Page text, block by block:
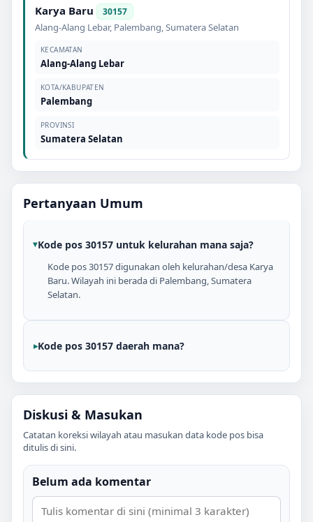
Karya Baru 30157
Alang-Alang Lebar, Palembang,Sumatera Selatan
KECAMATAN
Alang-Alang Lebar
KOTA/KABUPATEN
Palembang
PROVINSI
Sumatera Selatan
Pertanyaan Umum
Kode pos 30157 untuk kelurahan mana saja?
Kode pos 30157 digunakan oleh kelurahan/desa Karya
Baru. Wilayah ini berada di Palembang, Sumatera
Selatan.
Kode pos 30157 daerah mana?
Diskusi & Masukan
Catatan koreksi wilayah atau masukan data kode pos bisa
ditulis di sini.
Belum ada komentar